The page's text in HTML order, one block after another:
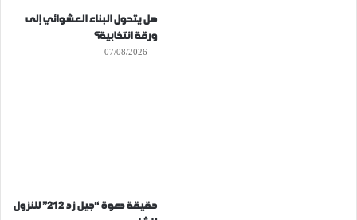
هل يتحول البناء العشوائي إلى
ورقة انتخابية؟
07/08/2026
حقيقة دعوة “جيل زد 212” للنزول